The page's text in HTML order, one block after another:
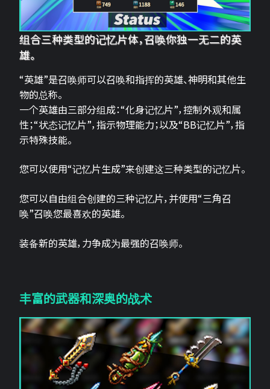
组合三种类型的记忆片体，召唤你独一无二的英
雄。
“英雄”是召唤师可以召唤和指挥的英雄、神明和其他生
物的总称。
一个英雄由三部分组成：“化身记忆片”，控制外观和属
性；“状态记忆片”，指示物理能力；以及“BB记忆片”，指
示特殊技能。
您可以使用“记忆片生成”来创建这三种类型的记忆片。
您可以自由组合创建的三种记忆片，并使用“三角召
唤”召唤您最喜欢的英雄。
装备新的英雄，力争成为最强的召唤师。
丰富的武器和深奥的战术